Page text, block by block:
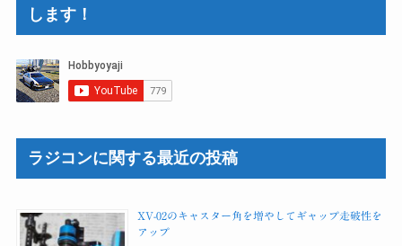
します！
ラジコンに関する最近の投稿
XV-02のキャスター角を増やしてギャップ走破性を
アップ